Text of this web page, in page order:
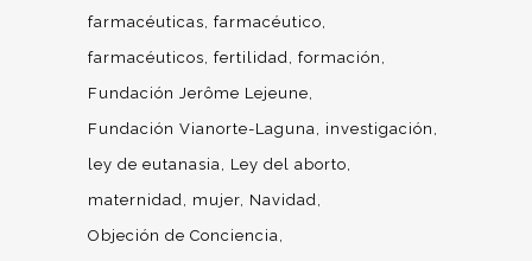
farmacéuticas farmacéutico
farmacéuticos fertilidad formación
Fundación Jerôme Lejeune
Fundación Vianorte-Laguna
investigación
ley de eutanasia
Ley del aborto
maternidad
mujer Navidad
Objeción de Conciencia